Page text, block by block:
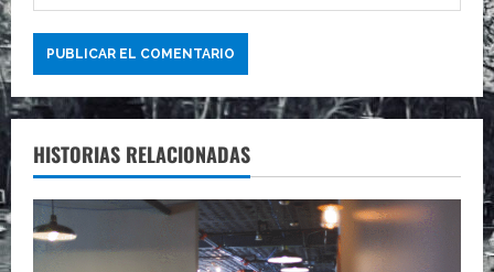
HISTORIAS RELACIONADAS